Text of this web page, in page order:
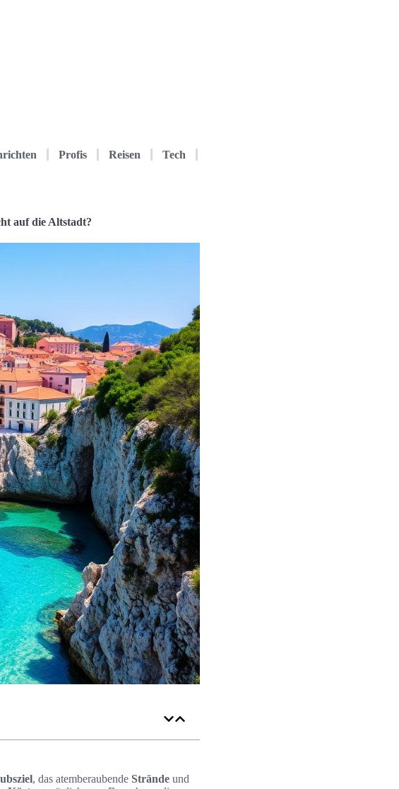
Profis Reisen Tech
auf die Altstadt?
, das atemberaubende Strände und